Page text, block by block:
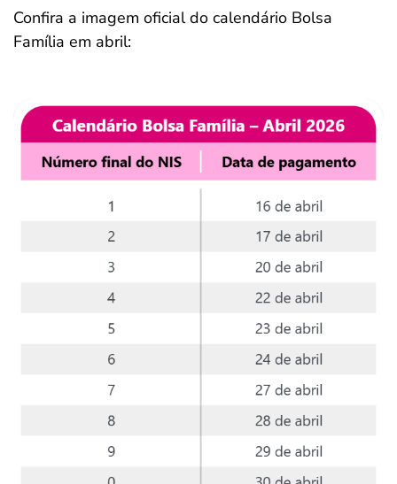
Confira a imagem oficial do calendário Bolsa
Família em abril: